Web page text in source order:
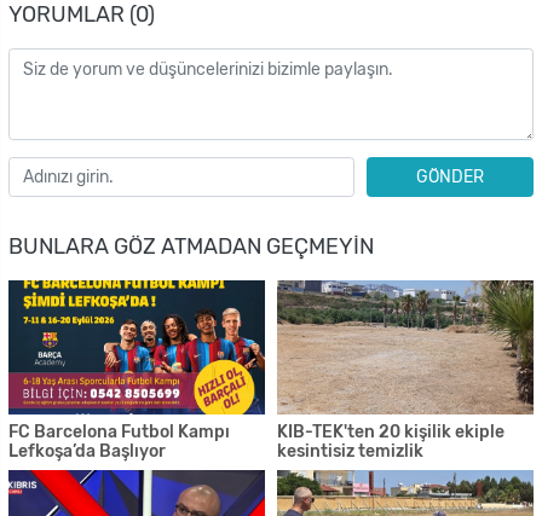
YORUMLAR (0)
GÖNDER
BUNLARA GÖZ ATMADAN GEÇMEYIN
FC Barcelona Futbol Kampı
Lefkoşa’da Başlıyor
KIB-TEK'ten 20 kişilik ekiple
kesintisiz temizlik